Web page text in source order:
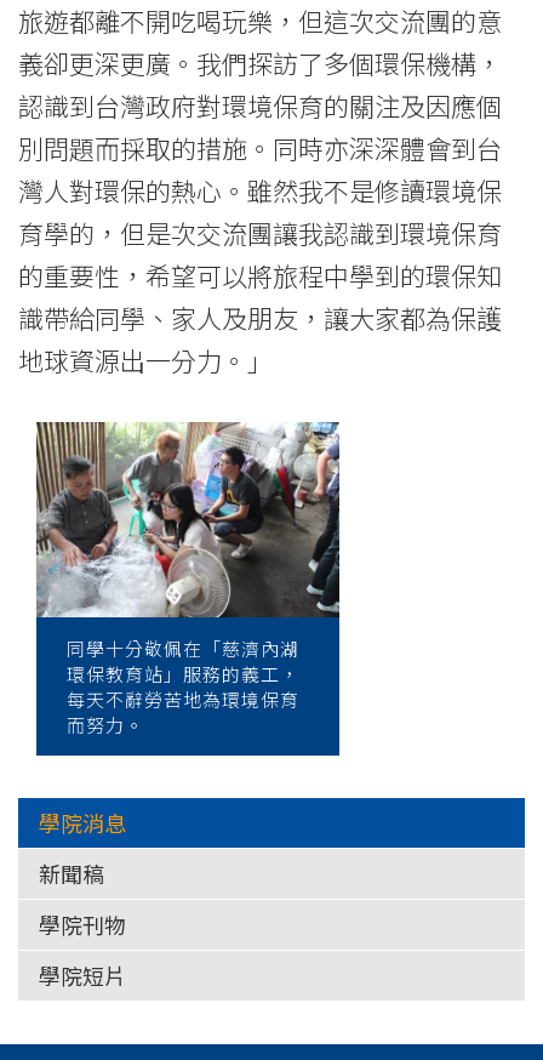
國
際
學
院
香
港
會
大
學
旅遊都離不開吃喝玩樂，但這次交流團的意
義卻更深更廣。我們探訪了多個環保機構，
認識到台灣政府對環境保育的關注及因應個
別問題而採取的措施。同時亦深深體會到台
灣人對環保的熱心。雖然我不是修讀環境保
育學的，但是次交流團讓我認識到環境保育
的重要性，希望可以將旅程中學到的環保知
識帶給同學、家人及朋友，讓大家都為保護
地球資源出一分力。」
同學十分敬佩在「慈濟內湖
環保教育站」服務的義工，
每天不辭勞苦地為環境保育
而努力。
學院消息
新聞稿
學院刊物
學院短片